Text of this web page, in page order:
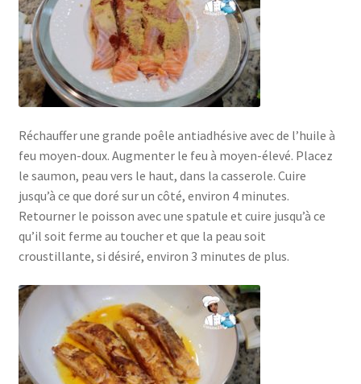
Réchauffer une grande poêle antiadhésive avec de l’huile à
feu moyen-doux. Augmenter le feu à moyen-élevé. Placez
le saumon, peau vers le haut, dans la casserole. Cuire
jusqu’à ce que doré sur un côté, environ 4 minutes.
Retourner le poisson avec une spatule et cuire jusqu’à ce
qu’il soit ferme au toucher et que la peau soit
croustillante, si désiré, environ 3 minutes de plus.